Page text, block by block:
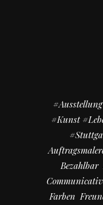
#Ausstellung
#kunst
Bezahlbar
Farben